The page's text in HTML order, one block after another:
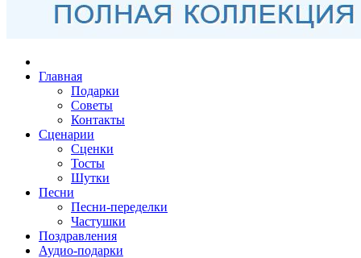
Главная
Подарки
Советы
Контакты
Сценарии
Сценки
Тосты
Шутки
Песни
Песни-переделки
Частушки
Поздравления
Аудио-подарки